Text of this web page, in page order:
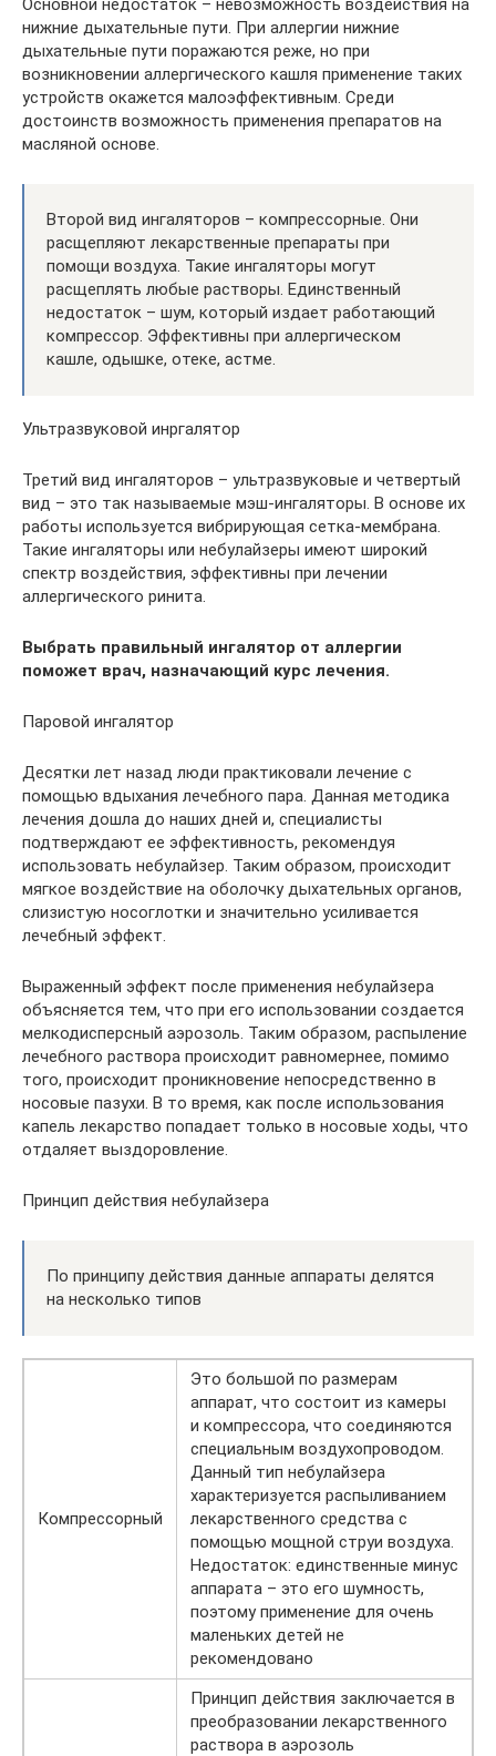
нижние дыхательные пути. При аллергии нижние
дыхательные пути поражаются реже, но при
возникновении аллергического кашля применение таких
устройств окажется малоэффективным. Среди
достоинств возможность применения препаратов на
масляной основе.
Второй вид ингаляторов – компрессорные. Они
расщепляют лекарственные препараты при
помощи воздуха. Такие ингаляторы могут
расщеплять любые растворы. Единственный
недостаток – шум, который издает работающий
компрессор. Эффективны при аллергическом
кашле, одышке, отеке, астме.
Ультразвуковой инргалятор
Третий вид ингаляторов – ультразвуковые и четвертый
вид – это так называемые мэш-ингаляторы. В основе их
работы используется вибрирующая сетка-мембрана.
Такие ингаляторы или небулайзеры имеют широкий
спектр воздействия, эффективны при лечении
аллергического ринита.
Выбрать правильный ингалятор от аллергии
поможет врач, назначающий курс лечения.
Паровой ингалятор
Десятки лет назад люди практиковали лечение с
помощью вдыхания лечебного пара. Данная методика
лечения дошла до наших дней и, специалисты
подтверждают ее эффективность, рекомендуя
использовать небулайзер. Таким образом, происходит
мягкое воздействие на оболочку дыхательных органов,
слизистую носоглотки и значительно усиливается
лечебный эффект.
Выраженный эффект после применения небулайзера
объясняется тем, что при его использовании создается
мелкодисперсный аэрозоль. Таким образом, распыление
лечебного раствора происходит равномернее, помимо
того, происходит проникновение непосредственно в
носовые пазухи. В то время, как после использования
капель лекарство попадает только в носовые ходы, что
отдаляет выздоровление.
Принцип действия небулайзера
По принципу действия данные аппараты делятся
на несколько типов
Компрессорный
Это большой по размерам
аппарат, что состоит из камеры
и компрессора, что соединяются
специальным воздухопроводом.
Данный тип небулайзера
характеризуется распыливанием
лекарственного средства с
помощью мощной струи воздуха.
Недостаток: единственные минус
аппарата – это его шумность,
поэтому применение для очень
маленьких детей не
рекомендовано
Принцип действия заключается в
преобразовании лекарственного
раствора в аэрозоль